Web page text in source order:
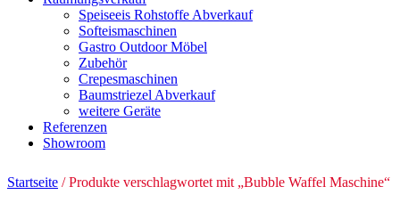
Speiseeis Rohstoffe Abverkauf
Softeismaschinen
Gastro Outdoor Möbel
Zubehör
Crepesmaschinen
Baumstriezel Abverkauf
weitere Geräte
Referenzen
Showroom
Startseite / Produkte verschlagwortet mit „Bubble Waffel Maschine“